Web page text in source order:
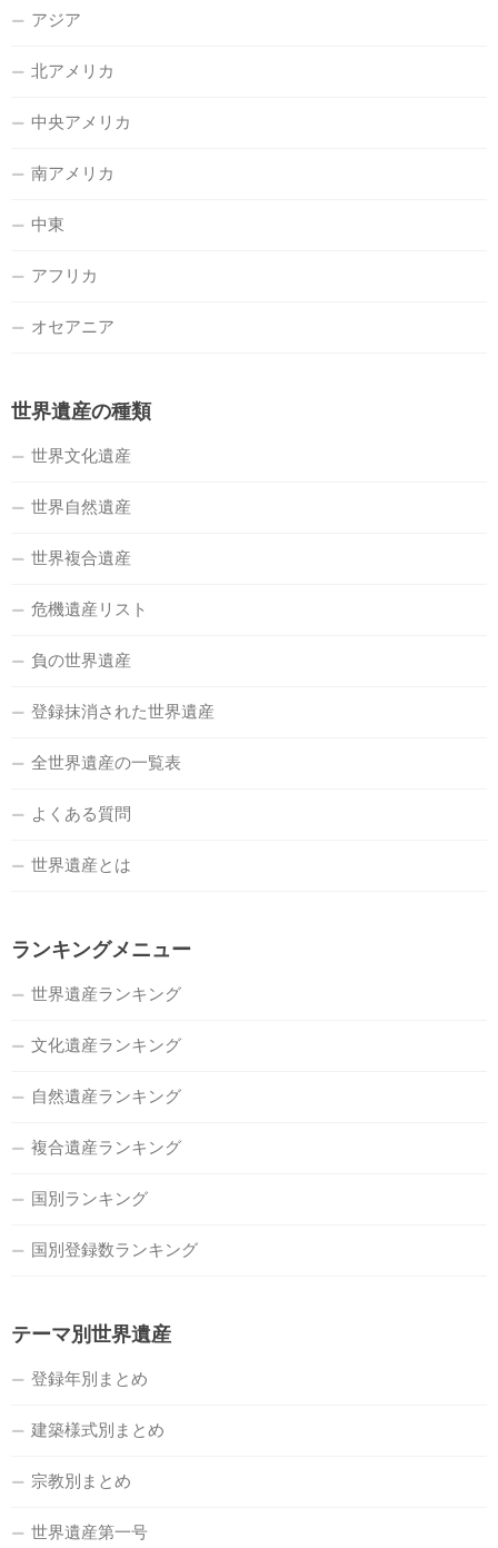
アジア
北アメリカ
中央アメリカ
南アメリカ
中東
アフリカ
オセアニア
世界遺産の種類
世界文化遺産
世界自然遺産
世界複合遺産
危機遺産リスト
負の世界遺産
登録抹消された世界遺産
全世界遺産の一覧表
よくある質問
世界遺産とは
ランキングメニュー
世界遺産ランキング
文化遺産ランキング
自然遺産ランキング
複合遺産ランキング
国別ランキング
国別登録数ランキング
テーマ別世界遺産
登録年別まとめ
建築様式別まとめ
宗教別まとめ
世界遺産第一号